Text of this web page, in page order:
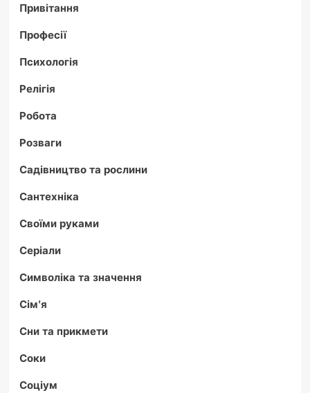
Привітання
Професії
Психологія
Релігія
Робота
Розваги
Садівництво та рослини
Сантехніка
Своїми руками
Серіали
Символіка та значення
Сім'я
Сни та прикмети
Соки
Соціум